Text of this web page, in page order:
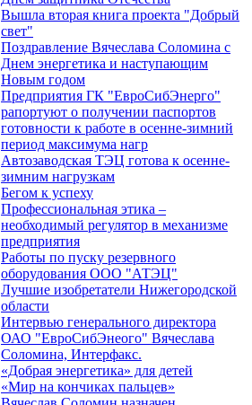
Вышла вторая книга проекта "Добрый
свет"
Поздравление Вячеслава Соломина с
Днем энергетика и наступающим
Новым годом
Предприятия ГК "ЕвроСибЭнерго"
рапортуют о получении паспортов
готовности к работе в осенне-зимний
период максимума нагр
Автозаводская ТЭЦ готова к осенне-
зимним нагрузкам
Бегом к успеху
Профессиональная этика –
необходимый регулятор в механизме
предприятия
Работы по пуску резервного
оборудования ООО "АТЭЦ"
Лучшие изобретатели Нижегородской
области
Интервью генерального директора
ОАО "ЕвроСибЭнеого" Вячеслава
Соломина, Интерфакс.
«Добрая энергетика» для детей
«Мир на кончиках пальцев»